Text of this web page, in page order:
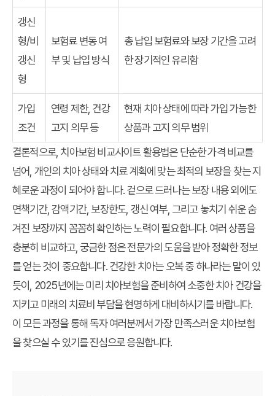
갱신
형/비
갱신
형
보험료 변동 여
부 및 납입 방식
총 납입 보험료와 보장 기간을 고려
한 장기적인 유리함
가입
조건
연령 제한, 건강
고지 의무 등
현재 치아 상태에 따라 가입 가능한
상품과 고지 의무 범위
결론적으로, 치아보험 비교사이트 활용법은 단순한 가격 비교를
넘어, 개인의 치아 상태와 치료 계획에 맞는 최적의 보장을 찾는 지
혜로운 과정이 되어야 합니다. 겉으로 드러나는 보장 내용 외에도
면책기간, 감액기간, 보장한도, 갱신 여부, 그리고 놓치기 쉬운숨
겨진 보장까지 꼼꼼히 확인하는 노력이 필요합니다. 여러 상품을
충분히 비교하고, 궁금한 점은 전문가의 도움을 받아 정확한 정보
를 얻는 것이 중요합니다. 건강한 치아는 오복 중 하나라는 말이 있
듯이, 2025년에는 미리 치아보험을 준비하여 소중한 치아 건강을
지키고 미래의 치료비 부담을 현명하게 대비하시기를 바랍니다.
이 모든 과정을 통해 독자 여러분께서 가장 만족스러운 치아보험
을 찾으실 수 있기를 진심으로 응원합니다.